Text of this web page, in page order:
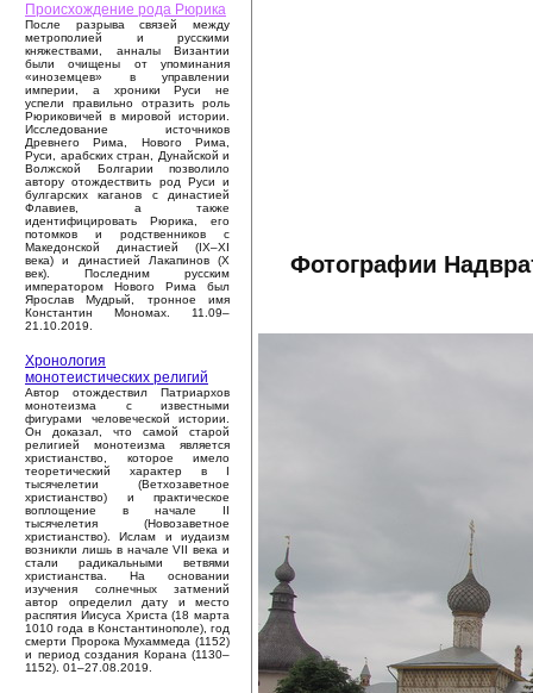
Происхождение рода Рюрика
После разрыва связей между
метрополией и русскими
княжествами, анналы Византии
были очищены от упоминания
«иноземцев» в управлении
империи, а хроники Руси не
успели правильно отразить роль
Рюриковичей в мировой истории.
Исследование источников
Древнего Рима, Нового Рима,
Руси, арабских стран, Дунайской и
Волжской Болгарии позволило
автору отождествить род Руси и
булгарских каганов с династией
Флавиев, а также
идентифицировать Рюрика, его
потомков и родственников с
Македонской династией (IX–XI
века) и династией Лакапинов (X
век). Последним русским
императором Нового Рима был
Ярослав Мудрый, тронное имя
Константин Мономах. 11.09–
21.10.2019.
Хронология
монотеистических религий
Автор отождествил Патриархов
монотеизма с известными
фигурами человеческой истории.
Он доказал, что самой старой
религией монотеизма является
христианство, которое имело
теоретический характер в I
тысячелетии (Ветхозаветное
христианство) и практическое
воплощение в начале II
тысячелетия (Новозаветное
христианство). Ислам и иудаизм
возникли лишь в начале VII века и
стали радикальными ветвями
христианства. На основании
изучения солнечных затмений
автор определил дату и место
распятия Иисуса Христа (18 марта
1010 года в Константинополе), год
смерти Пророка Мухаммеда (1152)
и период создания Корана (1130–
1152). 01–27.08.2019.
Фотографии